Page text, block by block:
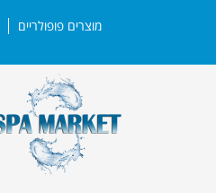
מוצרים פופולריים